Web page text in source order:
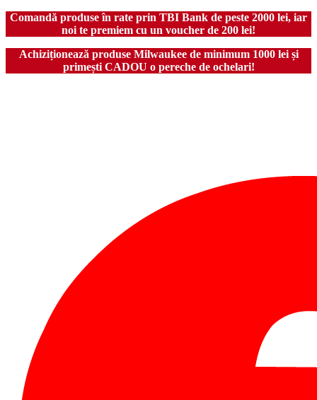
Comandă produse în rate prin TBI Bank de peste 2000 lei, iar
noi te premiem cu un voucher de 200 lei!
Achiziționează produse Milwaukee de minimum 1000 lei și
primești CADOU o pereche de ochelari!